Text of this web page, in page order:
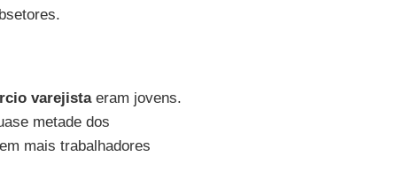
varejistaeram jovens.
metade dos
mais trabalhadores